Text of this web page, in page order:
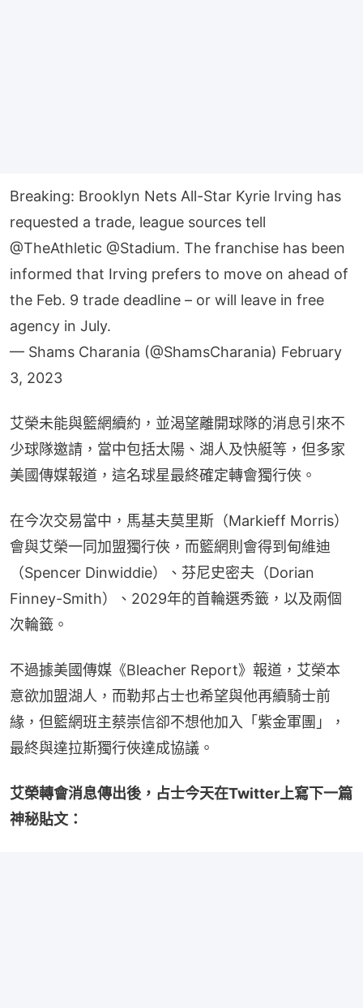
Breaking: Brooklyn Nets All-Star Kyrie Irving has
requested a trade, league sources tell
@TheAthletic @Stadium. The franchise has been
informed that Irving prefers to move on ahead of
the Feb. 9 trade deadline – or will leave in free
agency in July.
— Shams Charania (@ShamsCharania) February
3, 2023
艾榮未能與籃網續約，並渴望離開球隊的消息引來不
少球隊邀請，當中包括太陽、湖人及快艇等，但多家
美國傳媒報道，這名球星最終確定轉會獨行俠。
在今次交易當中，馬基夫莫里斯（Markieff Morris）
會與艾榮一同加盟獨行俠，而籃網則會得到甸維迪
（Spencer Dinwiddie）、芬尼史密夫（Dorian
Finney-Smith）、2029年的首輪選秀籤，以及兩個
次輪籤。
不過據美國傳媒《Bleacher Report》報道，艾榮本
意欲加盟湖人，而勒邦占士也希望與他再續騎士前
緣，但籃網班主蔡崇信卻不想他加入「紫金軍團」，
最終與達拉斯獨行俠達成協議。
艾榮轉會消息傳出後，占士今天在Twitter上寫下一篇
神秘貼文：